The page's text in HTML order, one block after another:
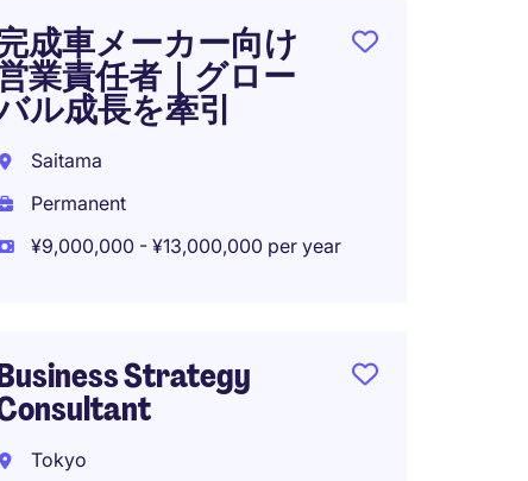
成車メーカー向け
業責任者｜グロー
ル成長を牽引
Saitama
Permanent
¥9,000,000 - ¥13,000,000 per year
Strategy
Tokyo